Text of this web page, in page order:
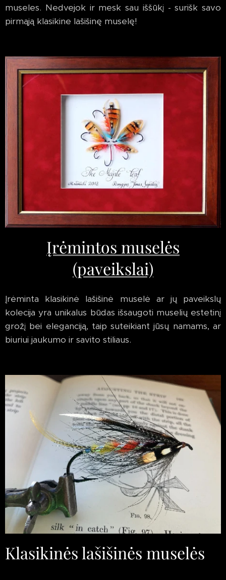
museles. Nedvejok ir mesk sau iššūkį - surišk savo
pirmąją klasikine lašišinę muselę!
Įrėmintos muselės
(paveikslai)
Įrėminta klasikinė lašišinė muselė ar jų paveikslų
kolecija yra unikalus būdas išsaugoti muselių estetinį
grožį bei eleganciją, taip suteikiant jūsų namams, ar
biuriui jaukumo ir savito stiliaus.
Klasikinės lašišinės muselės